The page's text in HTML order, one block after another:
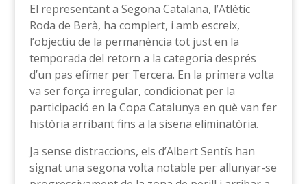
El representant a Segona Catalana, l’Atlètic
Roda de Berà, ha complert, i amb escreix,
l’objectiu de la permanència tot just en la
temporada del retorn a la categoria després
d’un pas efímer per Tercera. En la primera volta
va ser força irregular, condicionat per la
participació en la Copa Catalunya en què van fer
història arribant fins a la sisena eliminatòria.
Ja sense distraccions, els d’Albert Sentís han
signat una segona volta notable per allunyar-se